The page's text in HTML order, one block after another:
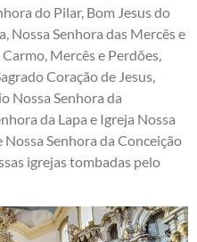
do Pilar, Bom Jesus do
Nossa Senhora das Mercês e
Mercês e Perdões,
Coração de Jesus,
Nossa Senhora da
da Lapa e Igreja Nossa
Senhora da Conceição
igrejas tombadas pelo